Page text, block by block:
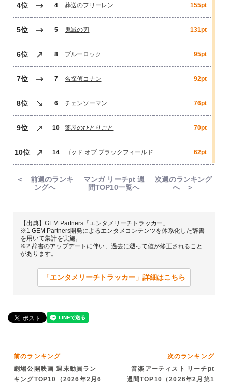
4位 4 葬送のフリーレン 155pt
5位 5 鬼滅の刃 131pt
6位 8 ブルーロック 95pt
7位 7 名探偵コナン 92pt
8位 6 チェンソーマン 76pt
9位 10 薬屋のひとりごと 70pt
10位 14 ゴッド オブ ブラックフィールド 62pt
＜ 前週のランキ
ングへ
マンガ リーチpt 週
間TOP10一覧へ
次週のランキング
へ ＞
【出典】GEM Partners「エンタメリーチトラッカー」
※1 GEM Partners開発によるエンタメコンテンツを体系化した辞書
を用いて集計を実施。
※2 辞書のアップデートに伴い、過去に遡って値が修正されること
があります。
「エンタメリーチトラッカー」詳細はこちら
前のランキング
劇場公開映画 週末動員ラン
キングTOP10（2026年2月6
次のランキング
音楽アーティスト リーチpt
週間TOP10（2026年2月第1